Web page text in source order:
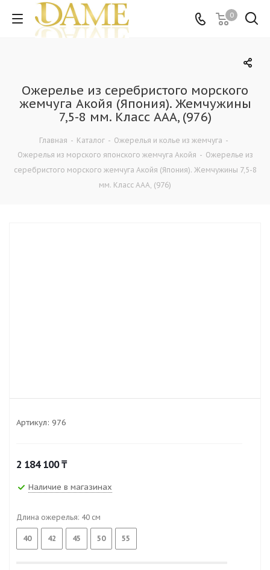
0
Ожерелье из серебристого морского
жемчуга Акойя (Япония). Жемчужины
7,5-8 мм. Класс ААА, (976)
Главная - Каталог - Ожерелья и колье из жемчуга -
Ожерелья из морского японского жемчуга Акойя - Ожерелье из
серебристого морского жемчуга Акойя (Япония). Жемчужины 7,5-8
мм. Класс ААА, (976)
Артикул: 976
2 184 100₸
Наличие в магазинах
Длина ожерелья: 40 см
40 42 45 50 55